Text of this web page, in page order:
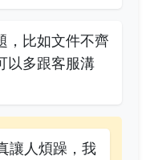
，比如文件不齊
以多跟客服溝
讓人煩躁，我